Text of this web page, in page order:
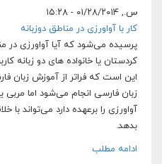
س., ۰۱/۲۸/۲۰۱۴ - ۱۵:۲۸
کار با آواورزی در مناطق دوزبانه
پرسیده می‌شود که آیا آواورزی در
کردستان یا خانواده های دو زبانه
این است که فراتر از آموزش زبان
زبان فارسی انجام می‌شود اما مربی
آواورزی را برعهده دارد می‌تواند
بدهد.
ادامه مطلب